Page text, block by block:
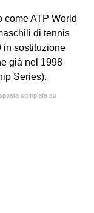
come ATP World
di tennis
in sostituzione
già nel 1998
Series).
completa su